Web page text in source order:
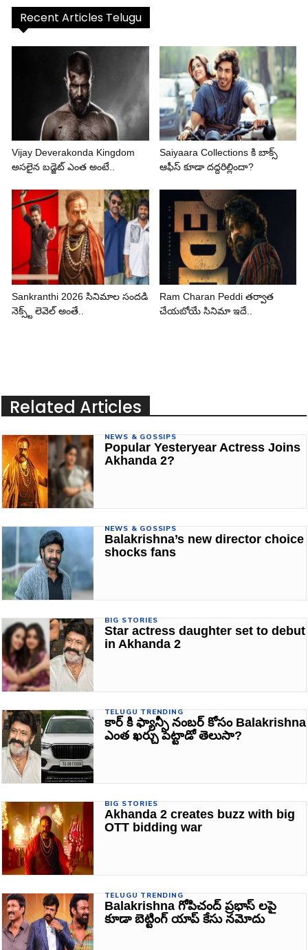
Recent Articles Telugu
Vijay Deverakonda Kingdom
అసలైన బడ్జెట్ ఎంత అంటే..
Saiyaara Collections కి బాక్స్
ఆఫీస్ కూడా దద్దరిల్లిందా?
Sankranthi 2026 సినిమాల సందడి
నెక్స్ట్ లెవెల్ అంతే..
Ram Charan Peddi తర్వాత
చేయబోయే సినిమా ఇదే..
Related Articles
NEWS & GOSSIPS
Popular Yesteryear Actress Joins
Akhanda 2?
NEWS & GOSSIPS
Balakrishna’s new director choice
shocks fans
BIG STORIES
Star actress daughter set to debut
in Akhanda 2
TELUGU TRENDING
కార్ కి ఫ్యాన్సీ నంబర్ కోసం Balakrishna
ఎంత ఖర్చు పెట్టాడో తెలుసా?
BIG STORIES
Akhanda 2 creates buzz with big
OTT bidding war
TELUGU TRENDING
Balakrishna గోపిచంద్ ప్రభాస్‌ లపై
కూడా బెట్టింగ్ యాప్ కేసు నమోదు